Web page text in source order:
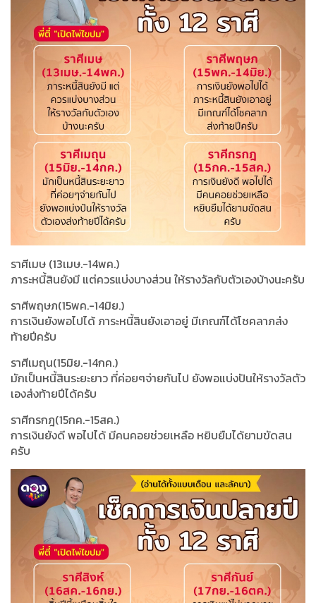
ราศีเมษ (13เมษ.-14พค.)
ภาระหนี้สินยังมี แต่ควรแบ่งบางส่วน ให้รางวัลกับตัวเองบ้างนะครับ
ราศีพฤษภ(15พค.-14มิย.)
การเงินยังพอไปได้ ภาระหนี้สินยังเอาอยู่ มีเกณฑ์ได้โชคลาภส่ง
ท้ายปีครับ
ราศีเมถุน(15มิย.-14กค.)
มักเป็นหนี้สินระยะยาว ที่ค่อยๆจ่ายกันไป ยังพอแบ่งปันให้รางวัลตัว
เองส่งท้ายปีได้ครับ
ราศีกรกฎ(15กค.-15สค.)
การเงินยังดี พอไปได้ มีคนคอยช่วยเหลือ หยิบยืมได้ยามขัดสน
ครับ